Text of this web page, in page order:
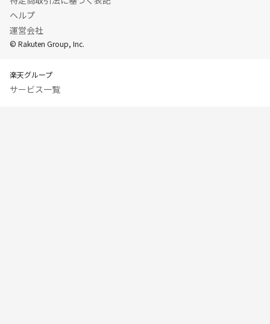
ヘルプ
運営会社
© Rakuten Group, Inc.
楽天グループ
サービス一覧